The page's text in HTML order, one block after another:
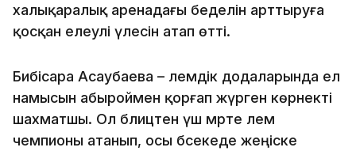
халықаралық аренадағы беделін арттыруға
қосқан елеулі үлесін атап өтті.
Бибісара Асаубаева – әлемдік додаларында ел
намысын абыроймен қорғап жүрген көрнекті
шахматшы. Ол блицтен үш мәрте әлем
чемпионы атанып, осы бәсекеде жеңіске